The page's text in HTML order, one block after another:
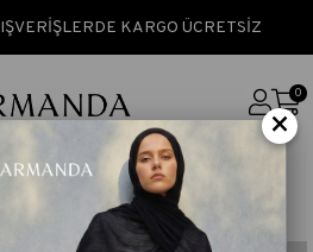
KARGO ÜCRETSİZ
0
EŞARP - KOT MAVİSİ
×